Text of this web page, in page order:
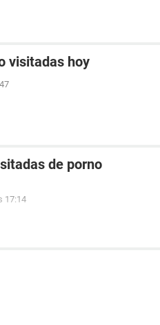
visitadas hoy
de porno
17:14